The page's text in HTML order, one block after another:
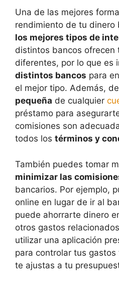
Una de las mejores
rendimiento de tu dinero
los mejores tipos de
distintos bancos ofrecen
diferentes, por lo que es
distintos bancos para
el mejor tipo. Además,
pequeña de cualquier
préstamo para
comisiones son
todos los términos y
También puedes tomar
minimizar las
bancarios. Por ejemplo,
online en lugar de ir al
puede ahorrarte dinero
otros gastos
utilizar una aplicación
para controlar tus
te ajustas a tu